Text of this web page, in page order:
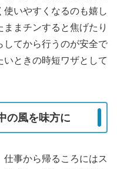
いやすくなるのも嬉し
まチンすると焦げたり
してから行うのが安全で
ときの時短ワザとして
の風を味方に
事から帰るころにはス